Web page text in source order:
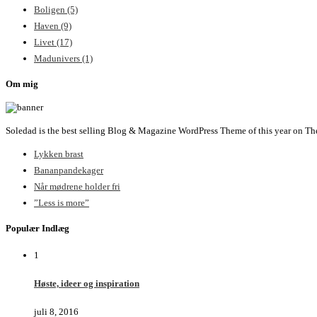
Boligen (5)
Haven (9)
Livet (17)
Madunivers (1)
Om mig
Soledad is the best selling Blog & Magazine WordPress Theme of this year on
Lykken brast
Bananpandekager
Når mødrene holder fri
”Less is more”
Populær Indlæg
1
Høste, ideer og inspiration
juli 8, 2016